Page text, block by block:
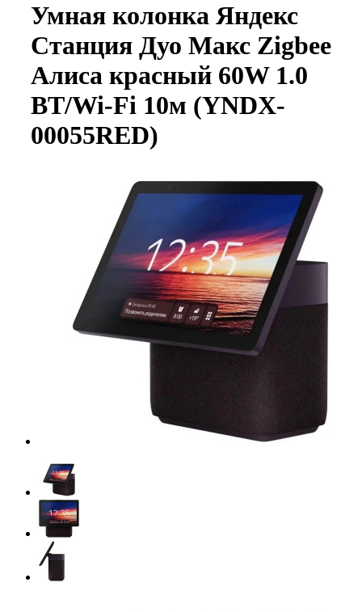
Умная колонка Яндекс
Станция Дуо Макс Zigbee
Алиса красный 60W 1.0
BT/Wi-Fi 10м (YNDX-
00055RED)